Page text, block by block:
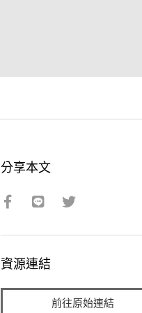
分享本文
資源連結
前往原始連結